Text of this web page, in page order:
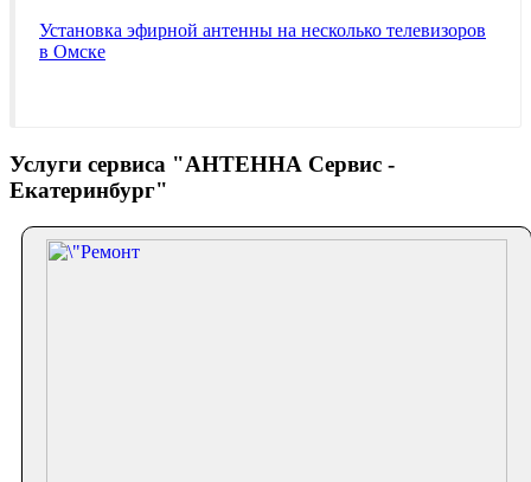
Установка эфирной антенны на несколько телевизоров
в Омске
Услуги сервиса "АНТЕННА Сервис -
Екатеринбург"